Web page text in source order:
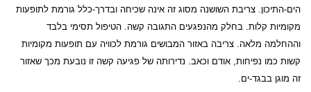
הים-התיכון. צריבת השושנה מסוג זה אינה שכיחה ובדרך-כלל גורמת לתופעות
מקומיות קלות. בחלק מהנפגעים התגובה קשה. הטיפול תסימי בלבד
וההחלמה מלאה. צריבה באזור המבושים גורמת לכוויה עם תופעות מקומיות
קשות כמו נפיחות, אודם וכאב. נדירותה של פגיעה קשה זו נובעת מכך שאזור
זה מוגן בבגד-ים.